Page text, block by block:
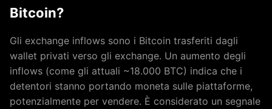
Bitcoin?
Gli exchange inflows sono i Bitcoin trasferiti dagli
wallet privati verso gli exchange. Un aumento degli
inflows (come gli attuali ~18.000 BTC) indica che i
detentori stanno portando moneta sulle piattaforme,
potenzialmente per vendere. È considerato un segnale